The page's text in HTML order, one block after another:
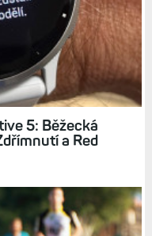
5: Běžecká
a Red